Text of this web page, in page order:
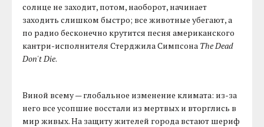
солнце не заходит, потом, наоборот, начинает
заходить слишком быстро; все животные убегают, а
по радио бесконечно крутится песня американского
кантри-исполнителя Стерджила Симпсона The Dead
Don't Die.
Виной всему — глобальное изменение климата: из-за
него все усопшие восстали из мертвых и вторглись в
мир живых. На защиту жителей города встают шериф